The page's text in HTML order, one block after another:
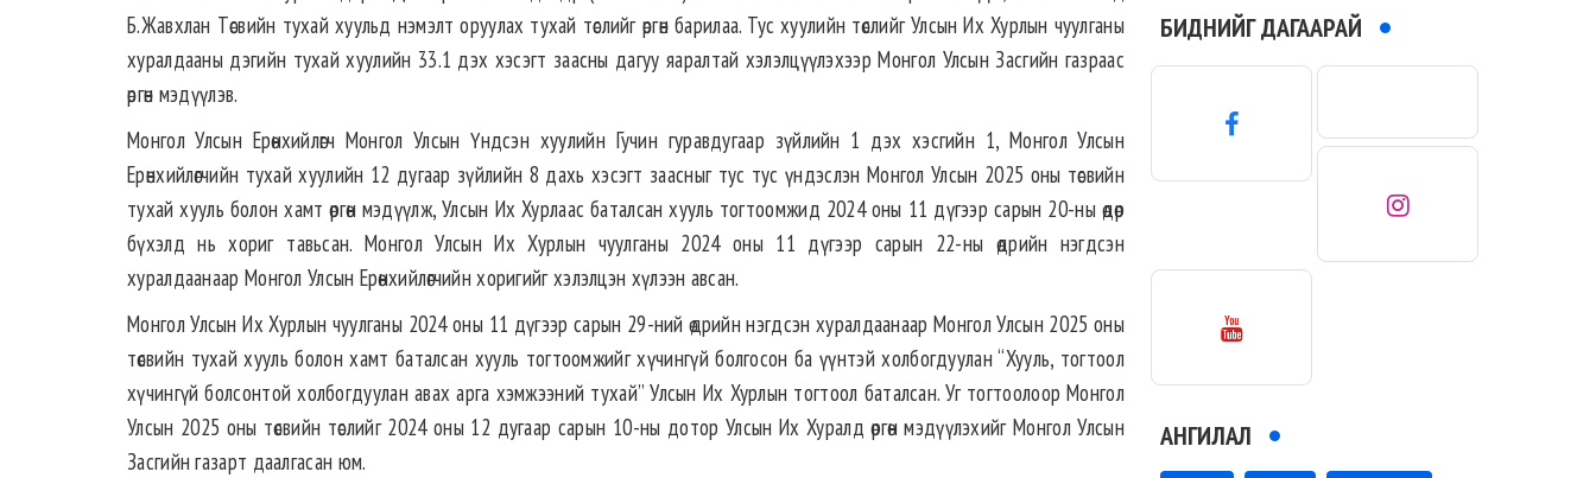
Б.Жавхлан Төсвийн тухай хуульд нэмэлт оруулах тухай төслийг өргөн барилаа. Тус хуулийн төслийг Улсын Их Хурлын чуулганы
хуралдааны дэгийн тухай хуулийн 33.1 дэх хэсэгт заасны дагуу яаралтай хэлэлцүүлэхээр Монгол Улсын Засгийн газраас
өргөн мэдүүлэв.
Монгол Улсын Ерөнхийлөгч Монгол Улсын Үндсэн хуулийн Гучин гуравдугаар зүйлийн 1 дэх хэсгийн 1, Монгол Улсын
Ерөнхийлөгчийн тухай хуулийн 12 дугаар зүйлийн 8 дахь хэсэгт заасныг тус тус үндэслэн Монгол Улсын 2025 оны төсвийн
тухай хууль болон хамт өргөн мэдүүлж, Улсын Их Хурлаас баталсан хууль тогтоомжид 2024 оны 11 дүгээр сарын 20-ны өдөр
бүхэлд нь хориг тавьсан. Монгол Улсын Их Хурлын чуулганы 2024 оны 11 дүгээр сарын 22-ны өдрийн нэгдсэн
хуралдаанаар Монгол Улсын Ерөнхийлөгчийн хоригийг хэлэлцэн хүлээн авсан.
Монгол Улсын Их Хурлын чуулганы 2024 оны 11 дүгээр сарын 29-ний өдрийн нэгдсэн хуралдаанаар Монгол Улсын 2025 оны
төсвийн тухай хууль болон хамт баталсан хууль тогтоомжийг хүчингүй болгосон ба үүнтэй холбогдуулан “Хууль, тогтоол
хүчингүй болсонтой холбогдуулан авах арга хэмжээний тухай” Улсын Их Хурлын тогтоол баталсан. Уг тогтоолоор Монгол
Улсын 2025 оны төсвийн төслийг 2024 оны 12 дугаар сарын 10-ны дотор Улсын Их Хуралд өргөн мэдүүлэхийг Монгол Улсын
Засгийн газарт даалгасан юм.
БИДНИЙГ ДАГААРАЙ
АНГИЛАЛ